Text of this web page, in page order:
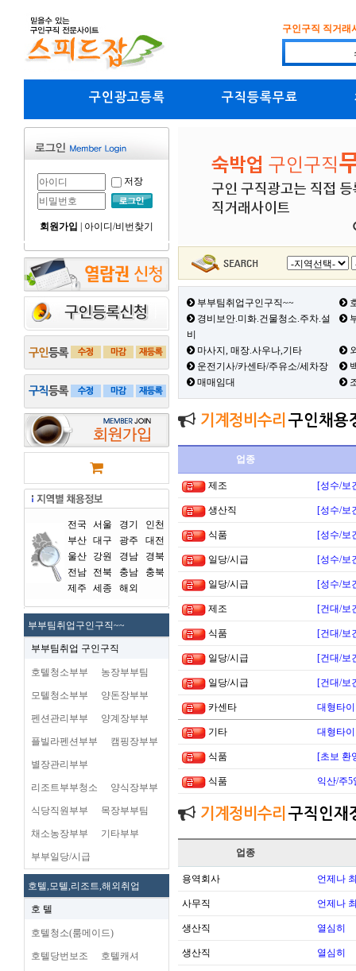
구인구직 직거래
구인광고등록 구직등록무료
저장
회원가입 아이디/비번찾기
전국 서울 경기
인천
부산 대구 광주
대전
울산
강원 경남
경북
전남
전북 충남
충북
제주
세종 해외
부부팀취업구인구직~~
부부팀취업 구인구직
호텔청소부부 농장부부팀
모텔청소부부 양돈장부부
펜션관리부부 양계장부부
플빌라펜션부부 캠핑장부부
별장관리부부
리조트부부청소 양식장부부
식당직원부부 목장부부팀
채소농장부부 기타부부
부부일당/시급
호텔,모텔,리조트,해외취업
호 텔
호텔청소(룸메이드)
호텔당번보조 호텔캐셔
부부팀취업구인구직~~
경비보안.미화.건물청소.주차.설
비
마사지, 매장.사우나,기타
운전기사/카센타/주유소/세차장
매매임대
기계정비수리 구인채용
업종
제조 [성수/보
생산직 [성수/보
식품 [성수/보
일당/시급 [성수/보
일당/시급 [성수/보
제조 [건대/보
식품 [건대/보
일당/시급 [건대/보
일당/시급 [건대/보
카센타 대형타
기타 대형타
식품 [초보 환
식품 익산/주
기계정비수리 구직인재
업종
용역회사 언제나
사무직 언제나
생산직 열심히
생산직 열심히